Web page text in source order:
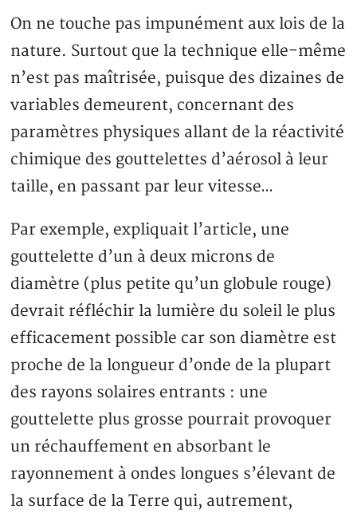
On ne touche pas impunément aux lois de la
nature. Surtout que la technique elle-même
n’est pas maîtrisée, puisque des dizaines de
variables demeurent, concernant des
paramètres physiques allant de la réactivité
chimique des gouttelettes d’aérosol à leur
taille, en passant par leur vitesse…
Par exemple, expliquait l’article, une
gouttelette d’un à deux microns de
diamètre (plus petite qu’un globule rouge)
devrait réfléchir la lumière du soleil le plus
efficacement possible car son diamètre est
proche de la longueur d’onde de la plupart
des rayons solaires entrants : une
gouttelette plus grosse pourrait provoquer
un réchauffement en absorbant le
rayonnement à ondes longues s’élevant de
la surface de la Terre qui, autrement,